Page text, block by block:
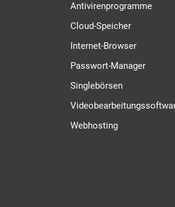
Antivirenprogramme
Cloud-Speicher
Internet-Browser
Passwort-Manager
Singlebörsen
Webhosting